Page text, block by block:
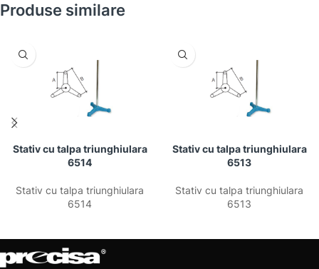
Produse similare
Stativ cu talpa triunghiulara
6514
Stativ cu talpa triunghiulara
6514
Stativ cu talpa triunghiulara
6513
Stativ cu talpa triunghiulara
6513